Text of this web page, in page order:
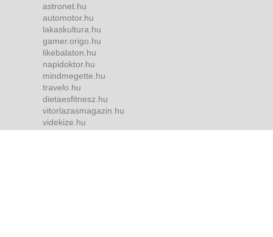
astronet.hu
automotor.hu
lakaskultura.hu
gamer.origo.hu
likebalaton.hu
napidoktor.hu
mindmegette.hu
travelo.hu
dietaesfitnesz.hu
vitorlazasmagazin.hu
videkize.hu